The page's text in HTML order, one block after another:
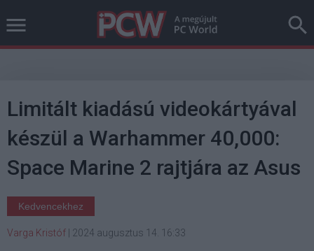
Limitált kiadású videokártyával
készül a Warhammer 40,000:
Space Marine 2 rajtjára az Asus
Kedvencekhez
Varga Kristóf 2024 augusztus 14. 16:33